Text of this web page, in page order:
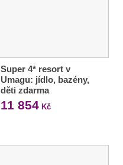
Super 4* resort v
Umagu: jídlo, bazény,
děti zdarma
11 854Kč